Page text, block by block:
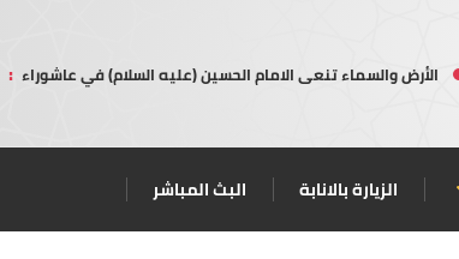
الأرض والسماء تنعى الامام الحسين (عليه السلام) في عاشوراء :
الزيارة بالانابة البث المباشر